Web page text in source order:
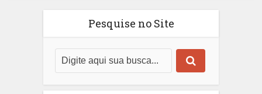
Pesquise no Site